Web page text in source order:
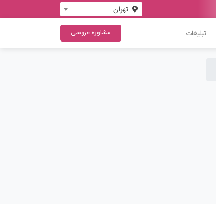
تهران
تبلیغات مشاوره عروسی